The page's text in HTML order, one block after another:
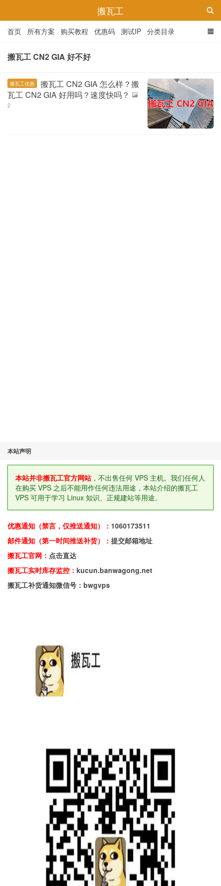
搬瓦工
首页 所有方案 购买教程 优惠码 测试IP 分类目录
搬瓦工 CN2 GIA 好不好
搬瓦工优惠
搬瓦工 CN2 GIA 怎么样？搬
瓦工 CN2 GIA 好用吗？速度快吗？
2
本站声明
本站并非搬瓦工官方网站，不出售任何 VPS 主机。我们任何人
在购买 VPS 之后不能用作任何违法用途，本站介绍的搬瓦工
VPS 可用于学习 Linux 知识、正规建站等用途。
优惠通知（禁言，仅推送通知）： 1060173511
邮件通知（第一时间推送补货）： 提交邮箱地址
搬瓦工官网： 点击直达
搬瓦工实时库存监控： kucun.banwagong.net
搬瓦工补货通知微信号：bwgvps